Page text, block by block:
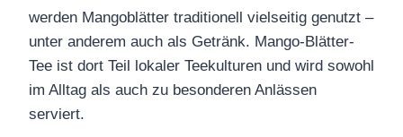
werden Mangoblätter traditionell vielseitig genutzt –
unter anderem auch als Getränk. Mango-Blätter-
Tee ist dort Teil lokaler Teekulturen und wird sowohl
im Alltag als auch zu besonderen Anlässen
serviert.